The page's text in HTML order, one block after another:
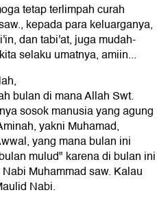
tetap terlimpah curah
kepada para keluarganya,
dan tabi'at, juga mudah-
selaku umatnya, amiin...
bulan di mana Allah Swt.
sosok manusia yang agung
yakni Muhamad,
yang mana bulan ini
mulud" karena di bulan ini
Muhammad saw. Kalau
Nabi.